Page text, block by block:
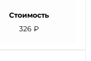
Стоимость
326 ₽